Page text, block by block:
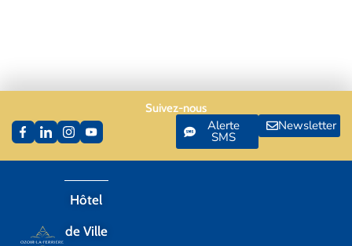
Hôtel
de Ville
Suivez-nous
Alerte
SMS
Newsletter